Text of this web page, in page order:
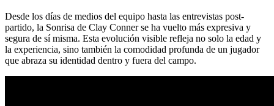
Desde los días de medios del equipo hasta las entrevistas post-
partido, la Sonrisa de Clay Conner se ha vuelto más expresiva y
segura de sí misma. Esta evolución visible refleja no solo la edad y
la experiencia, sino también la comodidad profunda de un jugador
que abraza su identidad dentro y fuera del campo.